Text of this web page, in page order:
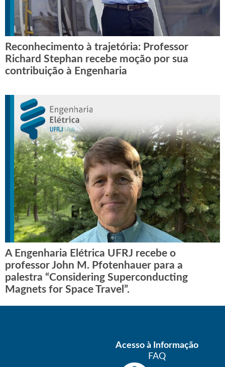
Reconhecimento à trajetória: Professor
Richard Stephan recebe moção por sua
contribuição à Engenharia
A Engenharia Elétrica UFRJ recebe o
professor John M. Pfotenhauer para a
palestra “Considering Superconducting
Magnets for Space Travel”.
Acesso à Informação
FAQ